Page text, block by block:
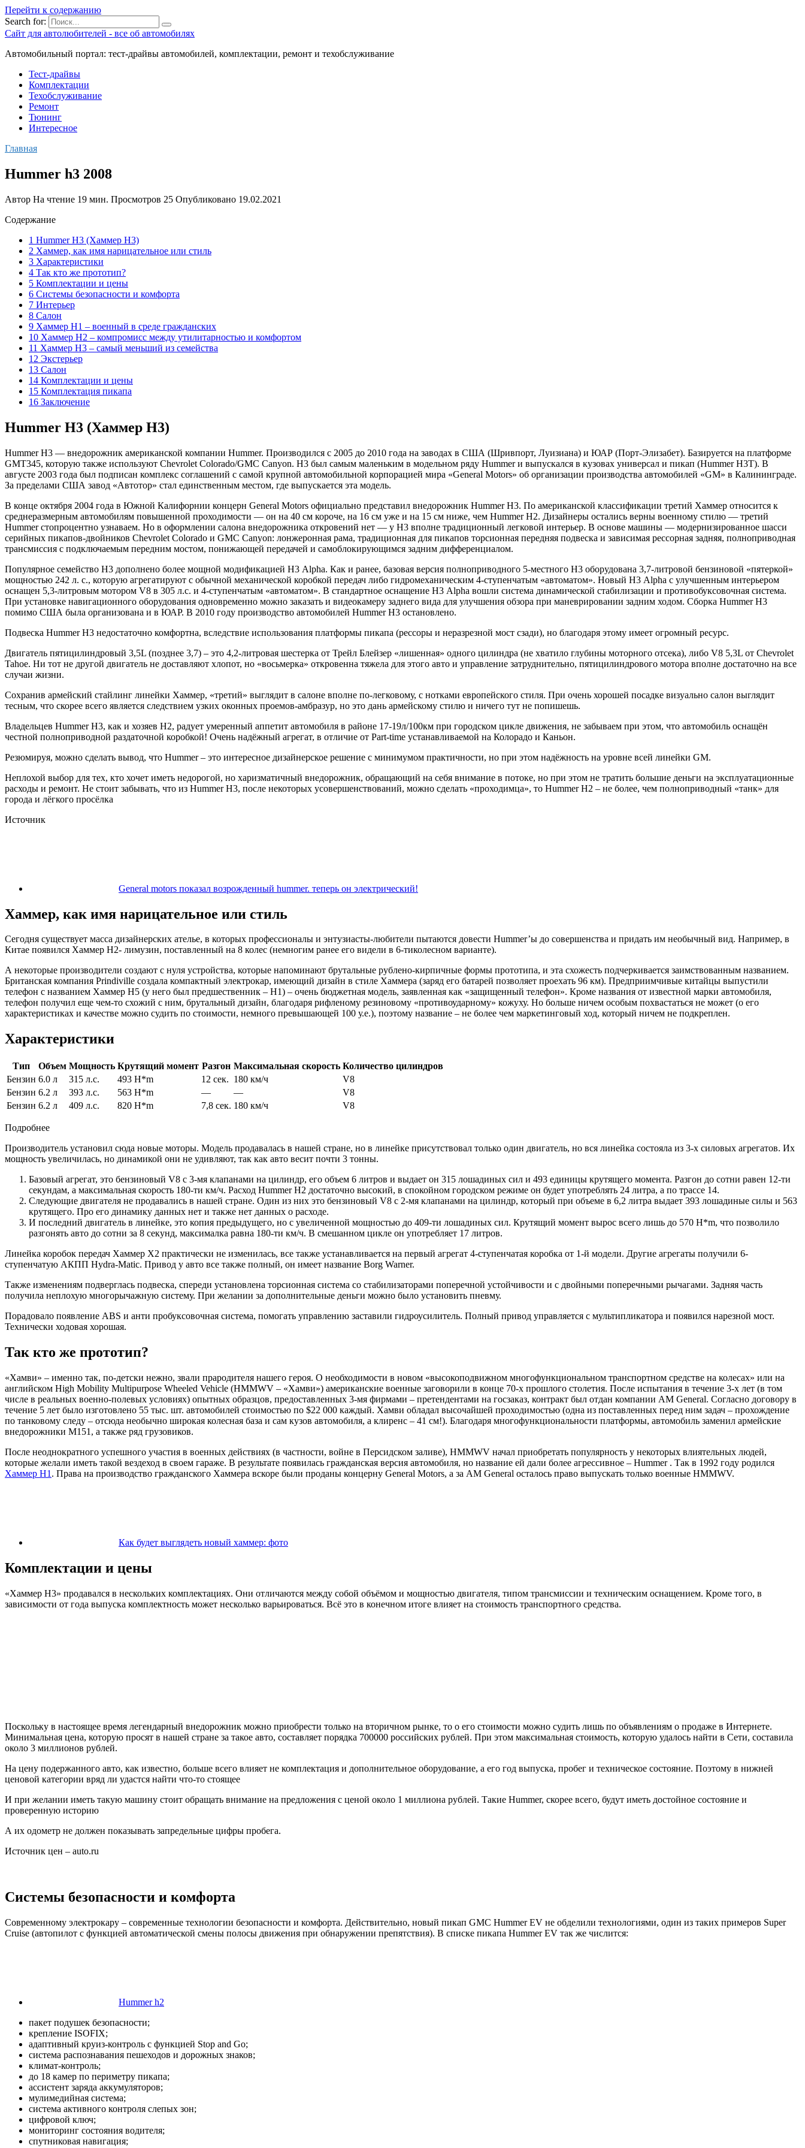
Перейти к содержанию
Search for:
Сайт для автолюбителей - все об автомобилях
Автомобильный портал: тест-драйвы автомобилей, комплектации, ремонт и техобслуживание
Тест-драйвы
Комплектации
Техобслуживание
Ремонт
Тюнинг
Интересное
Главная
Hummer h3 2008
Автор На чтение 19 мин. Просмотров 25 Опубликовано 19.02.2021
Содержание
1 Hummer H3 (Хаммер H3)
2 Хаммер, как имя нарицательное или стиль
3 Характеристики
4 Так кто же прототип?
5 Комплектации и цены
6 Системы безопасности и комфорта
7 Интерьер
8 Салон
9 Хаммер Н1 – военный в среде гражданских
10 Хаммер Н2 – компромисс между утилитарностью и комфортом
11 Хаммер Н3 – самый меньший из семейства
12 Экстерьер
13 Салон
14 Комплектации и цены
15 Комплектация пикапа
16 Заключение
Hummer H3 (Хаммер H3)
Hummer H3 — внедорожник американской компании Hummer. Производился с 2005 до 2010 года на заводах в США (Шривпорт, Луизиана) и ЮАР (Порт-Элизабет). Базируется на платформе
GMT345, которую также используют Chevrolet Colorado/GMC Canyon. H3 был самым маленьким в модельном ряду Hummer и выпускался в кузовах универсал и пикап (Hummer H3T). В
августе 2003 года был подписан комплекс соглашений с самой крупной автомобильной корпорацией мира «General Motors» об организации производства автомобилей «GM» в Калининграде.
За пределами США завод «Автотор» стал единственным местом, где выпускается эта модель.
В конце октября 2004 года в Южной Калифорнии концерн General Motors официально представил внедорожник Hummer H3. По американской классификации третий Хаммер относится к
среднеразмерным автомобилям повышенной проходимости — он на 40 см короче, на 16 см уже и на 15 см ниже, чем Hummer H2. Дизайнеры остались верны военному стилю — третий
Hummer стопроцентно узнаваем. Но в оформлении салона внедорожника откровений нет — у H3 вполне традиционный легковой интерьер. В основе машины — модернизированное шасси
серийных пикапов-двойников Chevrolet Colorado и GMC Canyon: лонжеронная рама, традиционная для пикапов торсионная передняя подвеска и зависимая рессорная задняя, полноприводная
трансмиссия с подключаемым передним мостом, понижающей передачей и самоблокирующимся задним дифференциалом.
Популярное семейство Н3 дополнено более мощной модификацией Н3 Alpha. Как и ранее, базовая версия полноприводного 5-местного Н3 оборудована 3,7-литровой бензиновой «пятеркой»
мощностью 242 л. с., которую агрегатируют с обычной механической коробкой передач либо гидромеханическим 4-ступенчатым «автоматом». Новый Н3 Alpha с улучшенным интерьером
оснащен 5,3-литровым мотором V8 в 305 л.с. и 4-ступенчатым «автоматом». В стандартное оснащение Н3 Alpha вошли система динамической стабилизации и противобуксовочная система.
При установке навигационного оборудования одновременно можно заказать и видеокамеру заднего вида для улучшения обзора при маневрировании задним ходом. Сборка Hummer H3
помимо США была организована и в ЮАР. В 2010 году производство автомобилей Hummer H3 остановлено.
Подвеска Hummer H3 недостаточно комфортна, вследствие использования платформы пикапа (рессоры и неразрезной мост сзади), но благодаря этому имеет огромный ресурс.
Двигатель пятицилиндровый 3,5L (позднее 3,7) – это 4,2-литровая шестерка от Трейл Блейзер «лишенная» одного цилиндра (не хватило глубины моторного отсека), либо V8 5,3L от Chevrolet
Tahoe. Ни тот не другой двигатель не доставляют хлопот, но «восьмерка» откровенна тяжела для этого авто и управление затруднительно, пятицилиндрового мотора вполне достаточно на все
случаи жизни.
Сохранив армейский стайлинг линейки Хаммер, «третий» выглядит в салоне вполне по-легковому, с нотками европейского стиля. При очень хорошей посадке визуально салон выглядит
тесным, что скорее всего является следствием узких оконных проемов-амбразур, но это дань армейскому стилю и ничего тут не попишешь.
Владельцев Hummer H3, как и хозяев H2, радует умеренный аппетит автомобиля в районе 17-19л/100км при городском цикле движения, не забываем при этом, что автомобиль оснащён
честной полноприводной раздаточной коробкой! Очень надёжный агрегат, в отличие от Part-time устанавливаемой на Колорадо и Каньон.
Резюмируя, можно сделать вывод, что Hummer – это интересное дизайнерское решение с минимумом практичности, но при этом надёжность на уровне всей линейки GM.
Неплохой выбор для тех, кто хочет иметь недорогой, но харизматичный внедорожник, обращающий на себя внимание в потоке, но при этом не тратить большие деньги на эксплуатационные
расходы и ремонт. Не стоит забывать, что из Hummer H3, после некоторых усовершенствований, можно сделать «проходимца», то Hummer H2 – не более, чем полноприводный «танк» для
города и лёгкого просёлка
Источник
General motors показал возрожденный hummer. теперь он электрический!
Хаммер, как имя нарицательное или стиль
Сегодня существует масса дизайнерских ателье, в которых профессионалы и энтузиасты-любители пытаются довести Hummer’ы до совершенства и придать им необычный вид. Например, в
Китае появился Хаммер Н2- лимузин, поставленный на 8 колес (немногим ранее его видели в 6-тиколесном варианте).
А некоторые производители создают с нуля устройства, которые напоминают брутальные рублено-кирпичные формы прототипа, и эта схожесть подчеркивается заимствованным названием.
Британская компания Prindiville создала компактный электрокар, имеющий дизайн в стиле Хаммера (заряд его батарей позволяет проехать 96 км). Предприимчивые китайцы выпустили
телефон с названием Хаммер Н5 (у него был предшественник – Н1) – очень бюджетная модель, заявленная как «защищенный телефон». Кроме названия от известной марки автомобиля,
телефон получил еще чем-то схожий с ним, брутальный дизайн, благодаря рифленому резиновому «противоударному» кожуху. Но больше ничем особым похвастаться не может (о его
характеристиках и качестве можно судить по стоимости, немного превышающей 100 у.е.), поэтому название – не более чем маркетинговый ход, который ничем не подкреплен.
Характеристики
Тип Объем Мощность Крутящий момент Разгон Максимальная скорость Количество цилиндров
Бензин 6.0 л 315 л.с. 493 H*m 12 сек. 180 км/ч
V8
Бензин 6.2 л 393 л.с. 563 H*m — —
V8
Бензин 6.2 л 409 л.с. 820 H*m 7,8 сек. 180 км/ч V8
Подробнее
Производитель установил сюда новые моторы. Модель продавалась в нашей стране, но в линейке присутствовал только один двигатель, но вся линейка состояла из 3-х силовых агрегатов. Их
мощность увеличилась, но динамикой они не удивляют, так как авто весит почти 3 тонны.
Базовый агрегат, это бензиновый V8 с 3-мя клапанами на цилиндр, его объем 6 литров и выдает он 315 лошадиных сил и 493 единицы крутящего момента. Разгон до сотни равен 12-ти
секундам, а максимальная скорость 180-ти км/ч. Расход Hummer H2 достаточно высокий, в спокойном городском режиме он будет употреблять 24 литра, а по трассе 14.
Следующие двигателя не продавались в нашей стране. Один из них это бензиновый V8 с 2-мя клапанами на цилиндр, который при объеме в 6,2 литра выдает 393 лошадиные силы и 563
крутящего. Про его динамику данных нет и также нет данных о расходе.
И последний двигатель в линейке, это копия предыдущего, но с увеличенной мощностью до 409-ти лошадиных сил. Крутящий момент вырос всего лишь до 570 H*m, что позволило
разгонять авто до сотни за 8 секунд, максималка равна 180-ти км/ч. В смешанном цикле он употребляет 17 литров.
Линейка коробок передач Хаммер Х2 практически не изменилась, все также устанавливается на первый агрегат 4-ступенчатая коробка от 1-й модели. Другие агрегаты получили 6-
ступенчатую АКПП Hydra-Matic. Привод у авто все также полный, он имеет название Borg Warner.
Также изменениям подверглась подвеска, спереди установлена торсионная система со стабилизаторами поперечной устойчивости и с двойными поперечными рычагами. Задняя часть
получила неплохую многорычажную систему. При желании за дополнительные деньги можно было установить пневму.
Порадовало появление ABS и анти пробуксовочная система, помогать управлению заставили гидроусилитель. Полный привод управляется с мультипликатора и появился нарезной мост.
Технически ходовая хорошая.
Так кто же прототип?
«Хамви» – именно так, по-детски нежно, звали прародителя нашего героя. О необходимости в новом «высокоподвижном многофункциональном транспортном средстве на колесах» или на
английском High Mobility Multipurpose Wheeled Vehicle (HMMWV – «Хамви») американские военные заговорили в конце 70-х прошлого столетия. После испытания в течение 3-х лет (в том
числе в реальных военно-полевых условиях) опытных образцов, предоставленных 3-мя фирмами – претендентами на госзаказ, контракт был отдан компании AM General. Согласно договору в
течение 5 лет было изготовлено 55 тыс. шт. автомобилей стоимостью по $22 000 каждый. Хамви обладал высочайшей проходимостью (одна из поставленных перед ним задач – прохождение
по танковому следу – отсюда необычно широкая колесная база и сам кузов автомобиля, а клиренс – 41 см!). Благодаря многофункциональности платформы, автомобиль заменил армейские
внедорожники М151, а также ряд грузовиков.
После неоднократного успешного участия в военных действиях (в частности, войне в Персидском заливе), HMMWV начал приобретать популярность у некоторых влиятельных людей,
которые желали иметь такой вездеход в своем гараже. В результате появилась гражданская версия автомобиля, но название ей дали более агрессивное – Hummer . Так в 1992 году родился
Хаммер Н1 . Права на производство гражданского Хаммера вскоре были проданы концерну General Motors, а за AM General осталось право выпускать только военные HMMWV.
Как будет выглядеть новый хаммер: фото
Комплектации и цены
«Хаммер H3» продавался в нескольких комплектациях. Они отличаются между собой объёмом и мощностью двигателя, типом трансмиссии и техническим оснащением. Кроме того, в
зависимости от года выпуска комплектность может несколько варьироваться. Всё это в конечном итоге влияет на стоимость транспортного средства.
Поскольку в настоящее время легендарный внедорожник можно приобрести только на вторичном рынке, то о его стоимости можно судить лишь по объявлениям о продаже в Интернете.
Минимальная цена, которую просят в нашей стране за такое авто, составляет порядка 700000 российских рублей. При этом максимальная стоимость, которую удалось найти в Сети, составила
около 3 миллионов рублей.
На цену подержанного авто, как известно, больше всего влияет не комплектация и дополнительное оборудование, а его год выпуска, пробег и техническое состояние. Поэтому в нижней
ценовой категории вряд ли удастся найти что-то стоящее
И при желании иметь такую машину стоит обращать внимание на предложения с ценой около 1 миллиона рублей. Такие Hummer, скорее всего, будут иметь достойное состояние и
проверенную историю
А их одометр не должен показывать запредельные цифры пробега.
Источник цен – auto.ru
Системы безопасности и комфорта
Современному электрокару – современные технологии безопасности и комфорта. Действительно, новый пикап GMC Hummer EV не обделили технологиями, один из таких примеров Super
Cruise (автопилот с функцией автоматической смены полосы движения при обнаружении препятствия). В списке пикапа Hummer EV так же числится:
Hummer h2
пакет подушек безопасности;
крепление ISOFIX;
адаптивный круиз-контроль с функцией Stop and Go;
система распознавания пешеходов и дорожных знаков;
климат-контроль;
до 18 камер по периметру пикапа;
ассистент заряда аккумуляторов;
мулимедийная система;
система активного контроля слепых зон;
цифровой ключ;
мониторинг состояния водителя;
спутниковая навигация;